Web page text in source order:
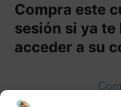
Lección 5 Procesos
Lección extra Misión,
Compra este
sesión si ya
acceder a su